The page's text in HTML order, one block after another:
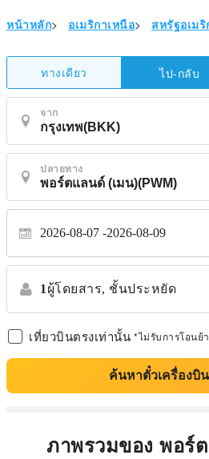
หน้าหลัก> อเมริกาเหนือ> สหรัฐอเมริ
ทางเดียว ไป-กลับ
จาก
ปลายทาง
2026-08-07 2026-08-09
1 ผู้โดยสาร, ชั้นประหยัด
เที่ยวบินตรงเท่านั้น *ไม่รับการโอนย้
ค้นหาตั๋วเครื่องบิ
ภาพรวมของ พอร์